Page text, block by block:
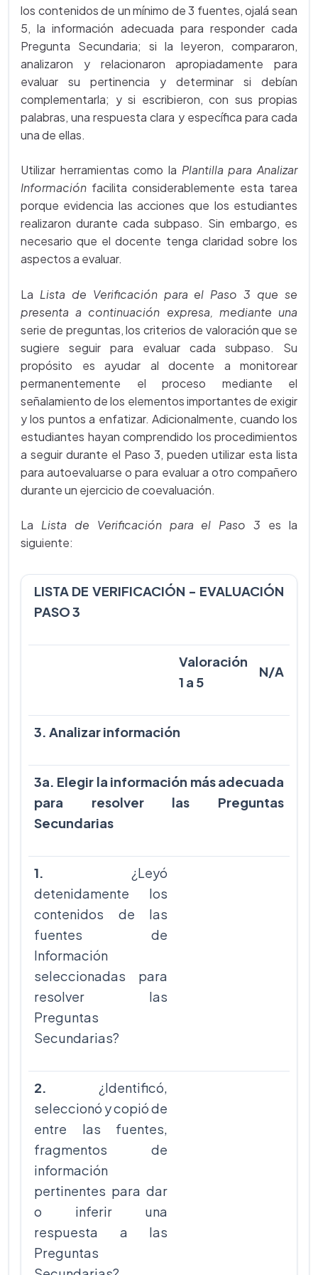
los contenidos de un mínimo de 3 fuentes, ojalá sean
5, la información adecuada para responder cada
Pregunta Secundaria; si la leyeron, compararon,
analizaron y relacionaron apropiadamente para
evaluar su pertinencia y determinar si debían
complementarla; y si escribieron, con sus propias
palabras, una respuesta clara y específica para cada
una de ellas.
Utilizar herramientas como la Plantilla para Analizar
Información facilita considerablemente esta tarea
porque evidencia las acciones que los estudiantes
realizaron durante cada subpaso. Sin embargo, es
necesario que el docente tenga claridad sobre los
aspectos a evaluar.
La Lista de Verificación para el Paso 3 que se
presenta a continuación expresa, mediante una
serie de preguntas, los criterios de valoración que se
sugiere seguir para evaluar cada subpaso. Su
propósito es ayudar al docente a monitorear
permanentemente el proceso mediante el
señalamiento de los elementos importantes de exigir
y los puntos a enfatizar. Adicionalmente, cuando los
estudiantes hayan comprendido los procedimientos
a seguir durante el Paso 3, pueden utilizar esta lista
para autoevaluarse o para evaluar a otro compañero
durante un ejercicio de coevaluación.
La Lista de Verificación para el Paso 3 es la
siguiente:
LISTA DE VERIFICACIÓN - EVALUACIÓN
PASO 3
Valoración
1 a 5
N/A
3. Analizar información
3a. Elegir la información más adecuada
para resolver las Preguntas
Secundarias
1. ¿Leyó
detenidamente los
contenidos de las
fuentes de
Información
seleccionadas para
resolver las
Preguntas
Secundarias?
2. ¿Identificó,
seleccionó y copió de
entre las fuentes,
fragmentos de
información
pertinentes para dar
o inferir una
respuesta a las
Preguntas